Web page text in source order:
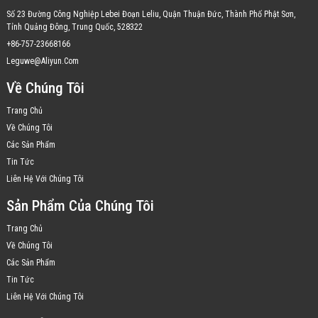
Số 23 Đường Công Nghiệp Lebei Đoạn Leliu, Quận Thuận Đức, Thành Phố Phật Sơn,
Tỉnh Quảng Đông, Trung Quốc, 528322
+86-757-23668166
Leguwe@aliyun.com
Về Chúng Tôi
Trang Chủ
Về Chúng Tôi
Các Sản Phẩm
Tin Tức
Liên Hệ Với Chúng Tôi
Sản Phẩm Của Chúng Tôi
Trang Chủ
Về Chúng Tôi
Các Sản Phẩm
Tin Tức
Liên Hệ Với Chúng Tôi